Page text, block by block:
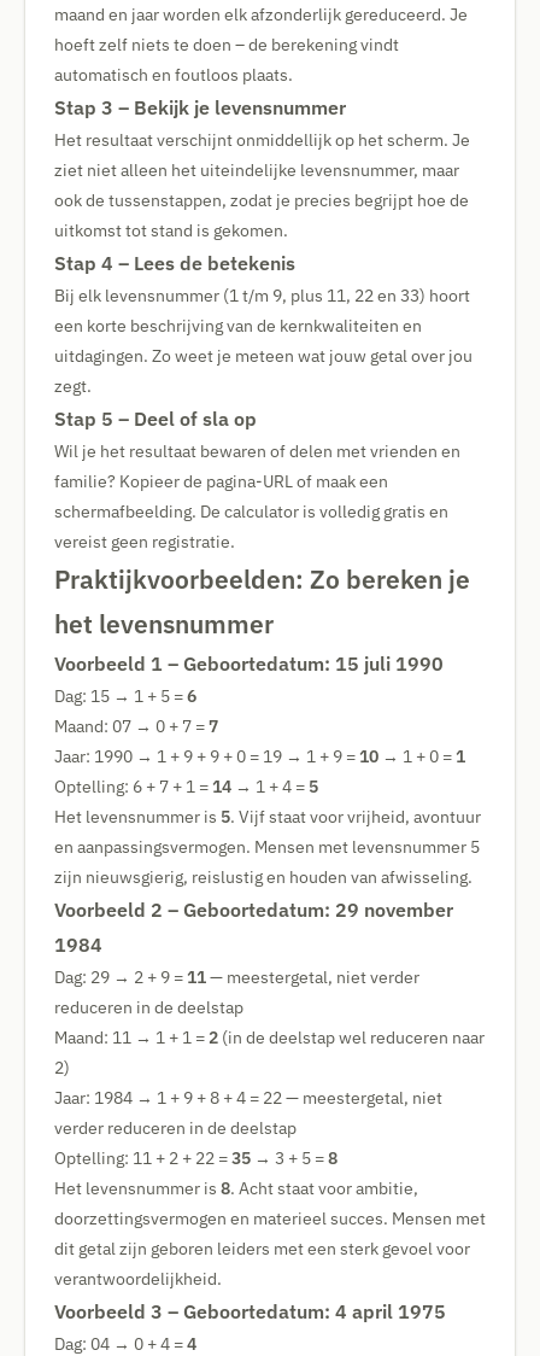
maand en jaar worden elk afzonderlijk gereduceerd. Je
hoeft zelf niets te doen – de berekening vindt
automatisch en foutloos plaats.
Stap 3 – Bekijk je levensnummer
Het resultaat verschijnt onmiddellijk op het scherm. Je
ziet niet alleen het uiteindelijke levensnummer, maar
ook de tussenstappen, zodat je precies begrijpt hoe de
uitkomst tot stand is gekomen.
Stap 4 – Lees de betekenis
Bij elk levensnummer (1 t/m 9, plus 11, 22 en 33) hoort
een korte beschrijving van de kernkwaliteiten en
uitdagingen. Zo weet je meteen wat jouw getal over jou
zegt.
Stap 5 – Deel of sla op
Wil je het resultaat bewaren of delen met vrienden en
familie? Kopieer de pagina-URL of maak een
schermafbeelding. De calculator is volledig gratis en
vereist geen registratie.
Praktijkvoorbeelden: Zo bereken je
het levensnummer
Voorbeeld 1 – Geboortedatum: 15 juli 1990
Dag: 15 → 1 + 5 =6
Maand: 07 → 0 + 7 =7
Jaar: 1990 → 1 + 9 + 9 + 0 = 19 → 1 + 9 = 10 → 1 + 0 = 1
Optelling: 6 + 7 + 1 = 14 → 1 + 4 = 5
Het levensnummer is 5. Vijf staat voor vrijheid, avontuur
en aanpassingsvermogen. Mensen met levensnummer 5
zijn nieuwsgierig, reislustig en houden van afwisseling.
Voorbeeld 2 – Geboortedatum: 29 november
1984
Dag: 29 → 2 + 9 = 11— meestergetal, niet verder
reduceren in de deelstap
Maand: 11 → 1 + 1 = 2 (in de deelstap wel reduceren naar
2)
Jaar: 1984 → 1 + 9 + 8 + 4 = 22 — meestergetal, niet
verder reduceren in de deelstap
Optelling: 11 + 2 + 22 =35 → 3 + 5 =8
Het levensnummer is 8. Acht staat voor ambitie,
doorzettingsvermogen en materieel succes. Mensen met
dit getal zijn geboren leiders met een sterk gevoel voor
verantwoordelijkheid.
Voorbeeld 3 – Geboortedatum: 4 april 1975
Dag: 04 → 0 + 4 =4